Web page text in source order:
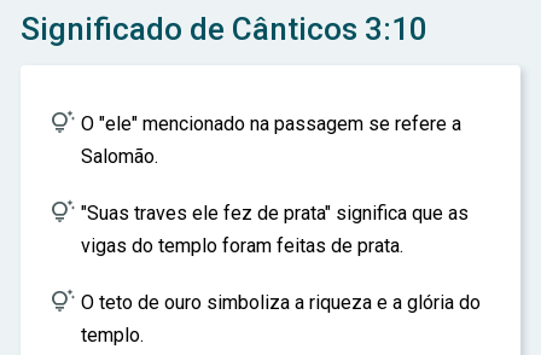
Significado de Cânticos 3:10
 O "ele" mencionado na passagem se refere a
Salomão.
 "Suas traves ele fez de prata" significa que as
vigas do templo foram feitas de prata.
 O teto de ouro simboliza a riqueza e a glória do
templo.